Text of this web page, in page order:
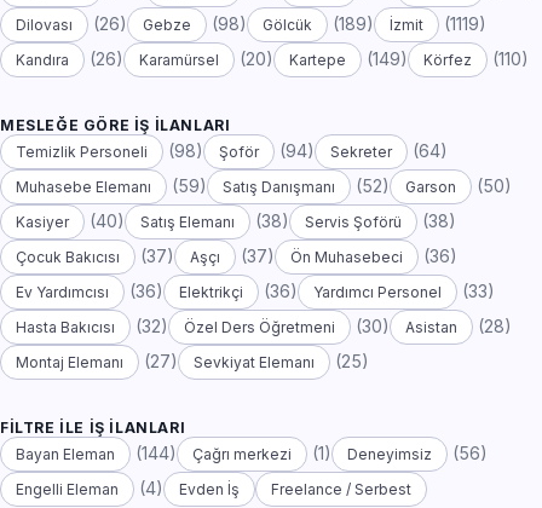
Dilovası (26) Gebze (98) Gölcük (189) İzmit (1119)
Kandıra (26) Karamürsel (20) Kartepe (149) Körfez (110)
MESLEĞE GÖRE İŞ İLANLARI
Temizlik Personeli
(98) Şoför (94) Sekreter (64)
Muhasebe Elemanı (59) Satış Danışmanı (52) Garson (50)
Kasiyer (40) Satış Elemanı (38) Servis Şoförü (38)
Çocuk Bakıcısı (37) Aşçı (37) Ön Muhasebeci (36)
Ev Yardımcısı (36) Elektrikçi (36) Yardımcı Personel (33)
Hasta Bakıcısı (32) Özel Ders Öğretmeni (30) Asistan (28)
Montaj Elemanı (27) Sevkiyat Elemanı (25)
FILTRE ILE İŞ İLANLARI
Bayan Eleman
(144) Çağrı merkezi (1) Deneyimsiz (56)
Engelli Eleman (4) Evden İş Freelance / Serbest